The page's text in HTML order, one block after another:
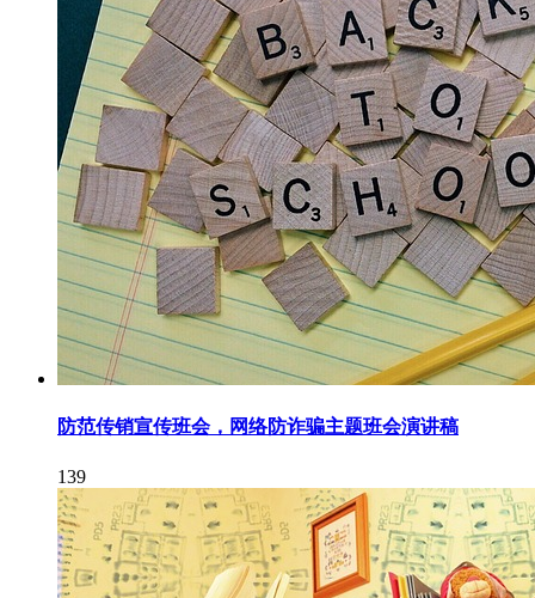
防范传销宣传班会，网络防诈骗主题班会演讲稿
139